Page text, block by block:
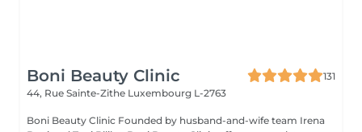
Boni Beauty Clinic
131
44, Rue Sainte-Zithe Luxembourg L-2763
Boni Beauty Clinic Founded by husband-and-wife team Irena